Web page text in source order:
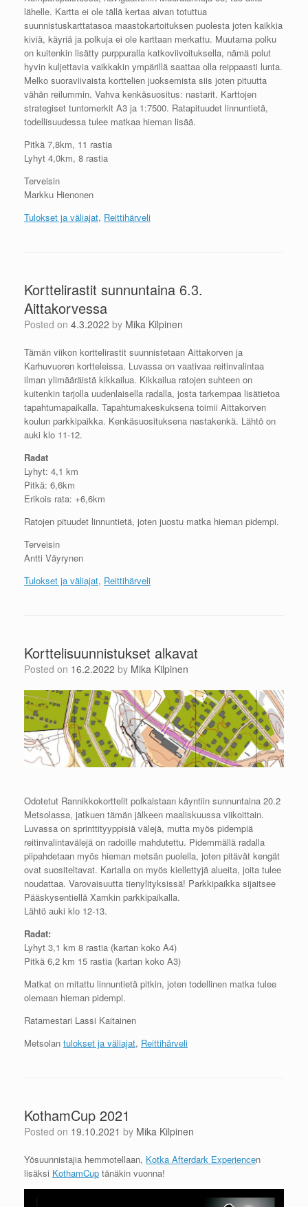
lähelle. Kartta ei ole tällä kertaa aivan totuttua
suunnistuskarttatasoa maastokartoituksen puolesta joten kaikkia
kiviä, käyriä ja polkuja ei ole karttaan merkattu. Muutama polku
on kuitenkin lisätty purppuralla katkoviivoituksella, nämä polut
hyvin kuljettavia vaikkakin ympärillä saattaa olla reippaasti lunta.
Melko suoraviivaista korttelien juoksemista siis joten pituutta
vähän reilummin. Vahva kenkäsuositus: nastarit. Karttojen
strategiset tuntomerkit A3 ja 1:7500. Ratapituudet linnuntietä,
todellisuudessa tulee matkaa hieman lisää.
Pitkä 7,8km, 11 rastia
Lyhyt 4,0km, 8 rastia
Terveisin
Markku Hienonen
Tulokset ja väliajat, Reittihärveli
Korttelirastit sunnuntaina 6.3.
Aittakorvessa
Posted on 4.3.2022 by Mika Kilpinen
Tämän viikon korttelirastit suunnistetaan Aittakorven ja
Karhuvuoren kortteleissa. Luvassa on vaativaa reitinvalintaa
ilman ylimääräistä kikkailua. Kikkailua ratojen suhteen on
kuitenkin tarjolla uudenlaisella radalla, josta tarkempaa lisätietoa
tapahtumapaikalla. Tapahtumakeskuksena toimii Aittakorven
koulun parkkipaikka. Kenkäsuosituksena nastakenkä. Lähtö on
auki klo 11-12.
Radat
Lyhyt: 4,1 km
Pitkä: 6,6km
Erikois rata: +6,6km
Ratojen pituudet linnuntietä, joten juostu matka hieman pidempi.
Terveisin
Antti Väyrynen
Tulokset ja väliajat, Reittihärveli
Korttelisuunnistukset alkavat
Posted on 16.2.2022 by Mika Kilpinen
Odotetut Rannikkokorttelit polkaistaan käyntiin sunnuntaina 20.2
Metsolassa, jatkuen tämän jälkeen maaliskuussa viikoittain.
Luvassa on sprinttityyppisiä välejä, mutta myös pidempiä
reitinvalintavälejä on radoille mahdutettu. Pidemmällä radalla
piipahdetaan myös hieman metsän puolella, joten pitävät kengät
ovat suositeltavat. Kartalla on myös kiellettyjä alueita, joita tulee
noudattaa. Varovaisuutta tienylityksissä! Parkkipaikka sijaitsee
Pääskysentiellä Xamkin parkkipaikalla.
Lähtö auki klo 12-13.
Radat:
Lyhyt 3,1 km 8 rastia (kartan koko A4)
Pitkä 6,2 km 15 rastia (kartan koko A3)
Matkat on mitattu linnuntietä pitkin, joten todellinen matka tulee
olemaan hieman pidempi.
Ratamestari Lassi Kaitainen
Metsolan tulokset ja väliajat, Reittihärveli
KothamCup 2021
Posted on 19.10.2021 by Mika Kilpinen
Yösuunnistajia hemmotellaan, Kotka Afterdark Experiencen
lisäksi KothamCup tänäkin vuonna!